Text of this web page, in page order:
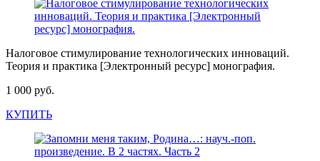
Налоговое стимулирование технологических инноваций.
Теория и практика [Электронный ресурс] монография.
1 000 руб.
КУПИТЬ